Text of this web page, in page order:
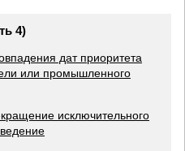
4)
дат приоритета
или промышленного
исключительного